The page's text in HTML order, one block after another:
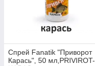
Спрей Fanatik "Приворот
Карась", 50 мл,PRIVIROT-